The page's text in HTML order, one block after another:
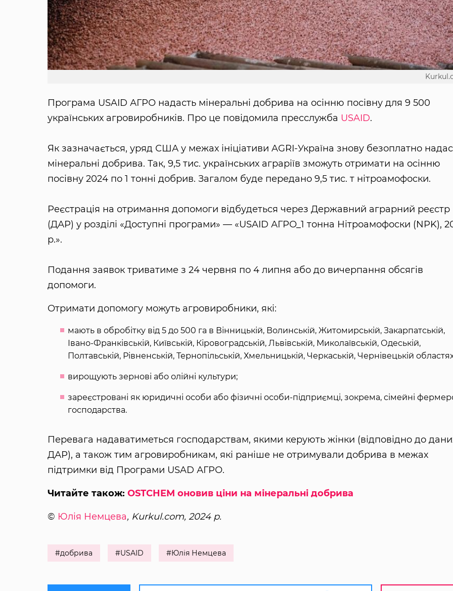
Програма USAID АГРО надасть мінеральні добрива на осінню посівну для 9 500
українських агровиробників. Про це повідомила пресслужба USAID.
Як зазначається, уряд США у межах ініціативи AGRI-Україна знову безоплатно
мінеральні добрива. Так, 9,5 тис. українських аграріїв зможуть отримати на осінню
посівну 2024 по 1 тонні добрив. Загалом буде передано 9,5 тис. т нітроамофоски.
Реєстрація на отримання допомоги відбудеться через Державний аграрний реєстр
(ДАР) у розділі «Доступні програми» — «USAID АГРО_1 тонна Нітроамофоски (NPK),
р.».
Подання заявок триватиме з 24 червня по 4 липня або до вичерпання обсягів
допомоги.
Отримати допомогу можуть агровиробники, які:
мають в обробітку від 5 до 500 га в Вінницькій, Волинській, Житомирській, Закарпатській,
Івано-Франківській, Київській, Кіровоградській, Львівській, Миколаївській, Одеській,
Полтавській, Рівненській, Тернопільській, Хмельницькій, Черкаській, Чернівецькій
вирощують зернові або олійні культури;
зареєстровані як юридичні особи або фізичні особи-підприємці, зокрема, сімейні
господарства.
Перевага надаватиметься господарствам, якими керують жінки (відповідно до
ДАР), а також тим агровиробникам, які раніше не отримували добрива в межах
підтримки від Програми USAD АГРО.
Читайте також: OSTCHEM оновив ціни на мінеральні добрива
© Юлія Немцева, Kurkul.com, 2024 р.
#добрива #USAID #Юлія Немцева